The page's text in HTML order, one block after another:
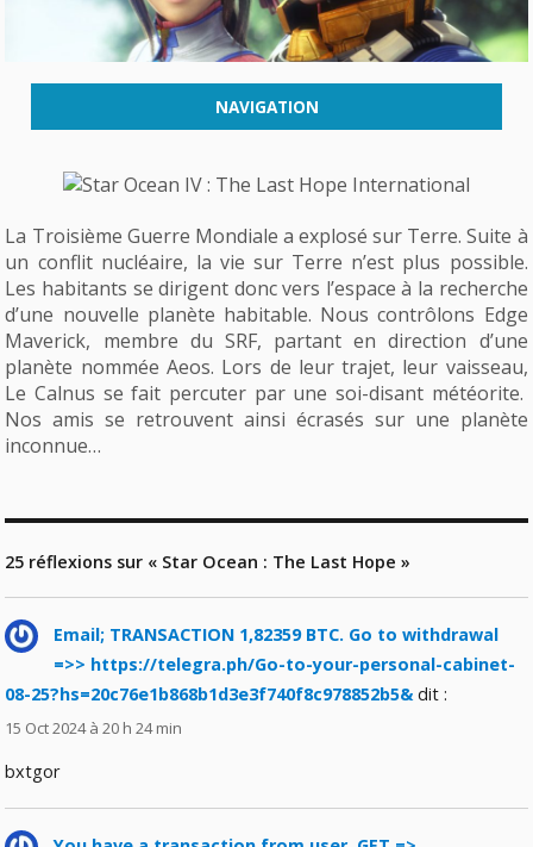
NAVIGATION
La Troisième Guerre Mondiale a explosé sur Terre. Suite à
un conflit nucléaire, la vie sur Terre n’est plus possible.
Les habitants se dirigent donc vers l’espace à la recherche
d’une nouvelle planète habitable. Nous contrôlons Edge
Maverick, membre du SRF, partant en direction d’une
planète nommée Aeos. Lors de leur trajet, leur vaisseau,
Le Calnus se fait percuter par une soi-disant météorite.
Nos amis se retrouvent ainsi écrasés sur une planète
inconnue…
25 réflexions sur « Star Ocean : The Last Hope »
Email; TRANSACTION 1,82359 BTC. Go to withdrawal
=>> https://telegra.ph/Go-to-your-personal-cabinet-
08-25?hs=20c76e1b868b1d3e3f740f8c978852b5& dit :
15 Oct 2024 à 20 h 24 min
bxtgor